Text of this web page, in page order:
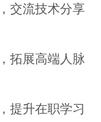
交流技术分享
拓展高端人脉
提升在职学习